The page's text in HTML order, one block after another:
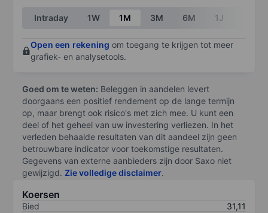
End of interactive chart.
Intraday 1W 1M 3M 6M 1J
Open een rekening om toegang te krijgen tot meer
grafiek- en analysetools.
Goed om te weten: Beleggen in aandelen levert
doorgaans een positief rendement op de lange termijn
op, maar brengt ook risico's met zich mee. U kunt een
deel of het geheel van uw investering verliezen. In het
verleden behaalde resultaten van dit aandeel zijn geen
betrouwbare indicator voor toekomstige resultaten.
Gegevens van externe aanbieders zijn door Saxo niet
gewijzigd. Zie volledige disclaimer.
Koersen
Bied
31,11